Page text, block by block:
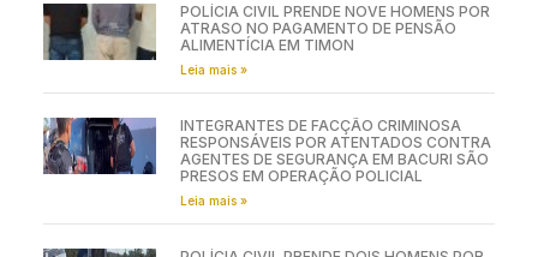
POLÍCIA CIVIL PRENDE NOVE HOMENS POR
ATRASO NO PAGAMENTO DE PENSÃO
ALIMENTÍCIA EM TIMON
Leia mais »
INTEGRANTES DE FACÇÃO CRIMINOSA
RESPONSÁVEIS POR ATENTADOS CONTRA
AGENTES DE SEGURANÇA EM BACURI SÃO
PRESOS EM OPERAÇÃO POLICIAL
Leia mais »